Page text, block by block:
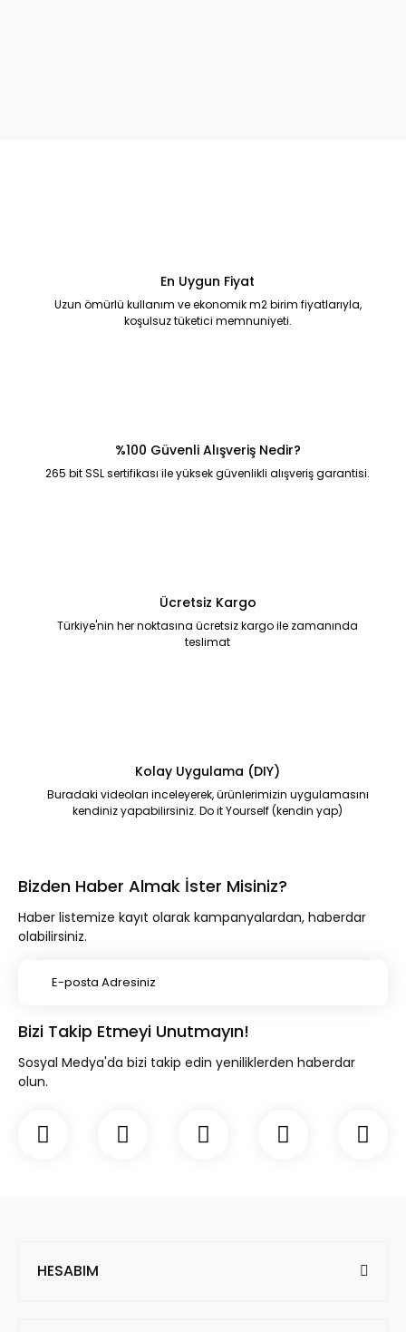
En Uygun Fiyat
Uzun ömürlü kullanım ve ekonomik m2 birim fiyatlarıyla,
koşulsuz tüketici memnuniyeti.
%100 Güvenli Alışveriş Nedir?
265 bit SSL sertifikası ile yüksek güvenlikli alışveriş garantisi.
Ücretsiz Kargo
Türkiye'nin her noktasına ücretsiz kargo ile zamanında
teslimat
Kolay Uygulama (DIY)
Buradaki videoları inceleyerek, ürünlerimizin uygulamasını
kendiniz yapabilirsiniz. Do it Yourself (kendin yap)
Bizden Haber Almak İster Misiniz?
Haber listemize kayıt olarak kampanyalardan, haberdar
olabilirsiniz.
Bizi Takip Etmeyi Unutmayın!
Sosyal Medya'da bizi takip edin yeniliklerden haberdar
olun.
HESABIM